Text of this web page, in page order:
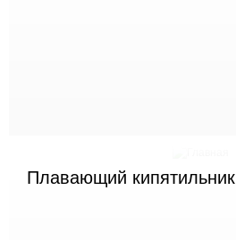
Плавающий кипятильник